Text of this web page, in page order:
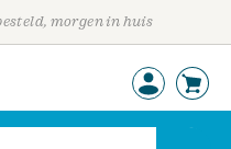
morgen in huis